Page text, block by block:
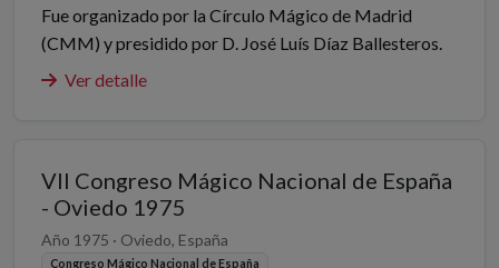
Fue organizado por la Círculo Mágico de Madrid
(CMM) y presidido por D. José Luís Díaz Ballesteros.
Ver detalle
VII Congreso Mágico Nacional de España
- Oviedo 1975
Año 1975 · Oviedo, España
Congreso Mágico Nacional de España